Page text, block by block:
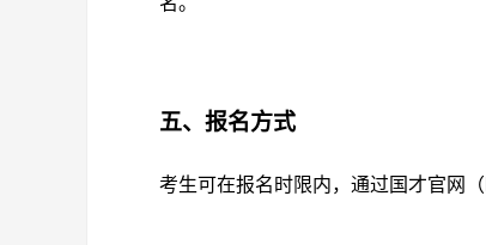
五、报名方式
考生可在报名时限内，通过国才官网（